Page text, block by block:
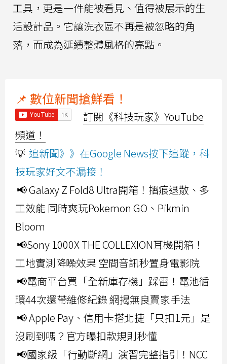
工具，更是一件能被看見、值得被展示的生
活設計品。它讓洗衣區不再是被忽略的角
落，而成為延續整體風格的亮點。
📌 數位新聞搶鮮看！
訂閱《科技玩家》YouTube
頻道！
💡 追新聞》》在Google News按下追蹤，科
技玩家好文不漏接！
📢 Galaxy Z Fold8 Ultra開箱！摺痕退散、多
工效能 同時爽玩Pokemon GO、Pikmin
Bloom
📢Sony 1000X THE COLLEXION耳機開箱！
工地實測降噪效果 空間音訊秒置身電影院
📢電商平台買「全新庫存機」踩雷！電池循
環44次還帶維修紀錄 網揭無良賣家手法
📢 Apple Pay、信用卡搭北捷「只扣1元」是
沒刷到嗎？官方曝扣款規則秒懂
📢國家級「行動斷網」演習完整指引！NCC